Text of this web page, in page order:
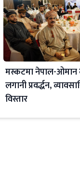
मस्कटमा नेपाल-ओमान
लगानी प्रवर्द्धन,
विस्तार